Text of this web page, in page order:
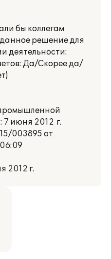
бы коллегам
решение для
деятельности:
Да/Скорее да/
7 июня 2012 г.
003895 от
2012 г.